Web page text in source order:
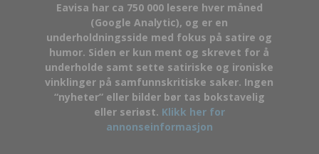
Eavisa har ca 750 000 lesere hver måned
(Google Analytic), og er en
underholdningsside med fokus på satire og
humor. Siden er kun ment og skrevet for å
underholde samt sette satiriske og ironiske
vinklinger på samfunnskritiske saker. Ingen
“nyheter” eller bilder bør tas bokstavelig
eller seriøst. Klikk her for
annonseinformasjon